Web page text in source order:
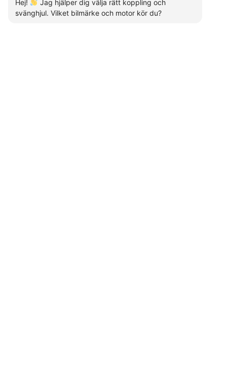
Hej!
Jag hjälper dig välja rätt koppling och
svänghjul. Vilket bilmärke och motor kör du?